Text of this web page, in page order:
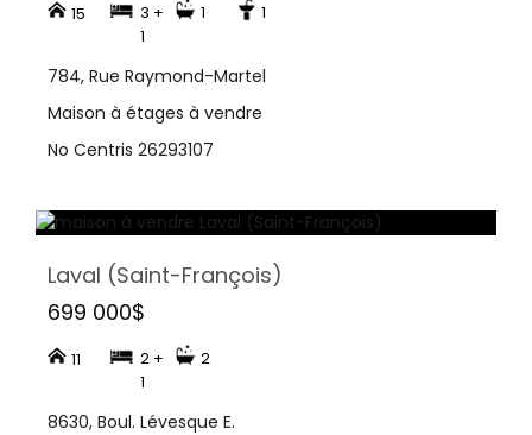
15
3 +
1
1 1
784, Rue Raymond-Martel
Maison à étages à vendre
No Centris 26293107
Laval (Saint-François)
699 000$
11
2 +
1
2
8630, Boul. Lévesque E.